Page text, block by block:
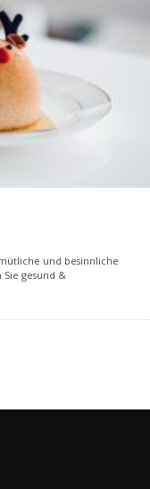
und besinnliche
Sie gesund &